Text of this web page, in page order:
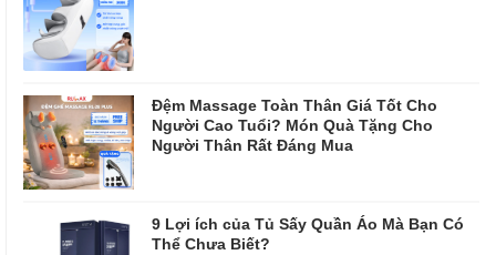
Đệm Massage Toàn Thân Giá Tốt Cho
Người Cao Tuổi? Món Quà Tặng Cho
Người Thân Rất Đáng Mua
9 Lợi ích của Tủ Sấy Quần Áo Mà Bạn Có
Thể Chưa Biết?